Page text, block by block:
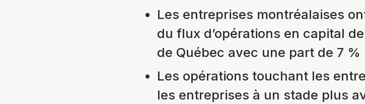
Les entreprises montréalaises
du flux d’opérations en capital
de Québec avec une part de 7 %
Les opérations touchant les
les entreprises à un stade plus